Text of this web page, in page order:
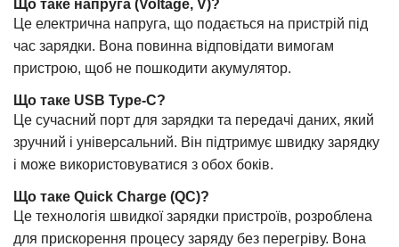
Що таке напруга (Voltage, V)?
Це електрична напруга, що подається на пристрій під
час зарядки. Вона повинна відповідати вимогам
пристрою, щоб не пошкодити акумулятор.
Що таке USB Type-C?
Це сучасний порт для зарядки та передачі даних, який
зручний і універсальний. Він підтримує швидку зарядку
і може використовуватися з обох боків.
Що таке Quick Charge (QC)?
Це технологія швидкої зарядки пристроїв, розроблена
для прискорення процесу заряду без перегріву. Вона